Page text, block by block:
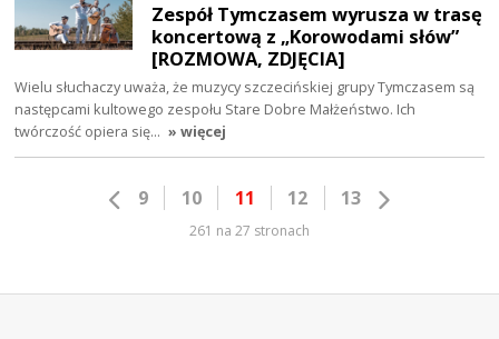
Zespół Tymczasem wyrusza w trasę
koncertową z „Korowodami słów”
[ROZMOWA, ZDJĘCIA]
Wielu słuchaczy uważa, że muzycy szczecińskiej grupy Tymczasem są
następcami kultowego zespołu Stare Dobre Małżeństwo. Ich
twórczość opiera się… » więcej
9 10 11 12 13
261 na 27 stronach